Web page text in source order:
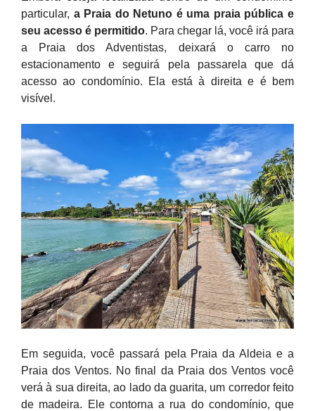
particular, a Praia do Netuno é uma praia pública e
seu acesso é permitido. Para chegar lá, você irá para
a Praia dos Adventistas, deixará o carro no
estacionamento e seguirá pela passarela que dá
acesso ao condomínio. Ela está à direita e é bem
visível.
Em seguida, você passará pela Praia da Aldeia e a
Praia dos Ventos. No final da Praia dos Ventos você
verá à sua direita, ao lado da guarita, um corredor feito
de madeira. Ele contorna a rua do condomínio, que